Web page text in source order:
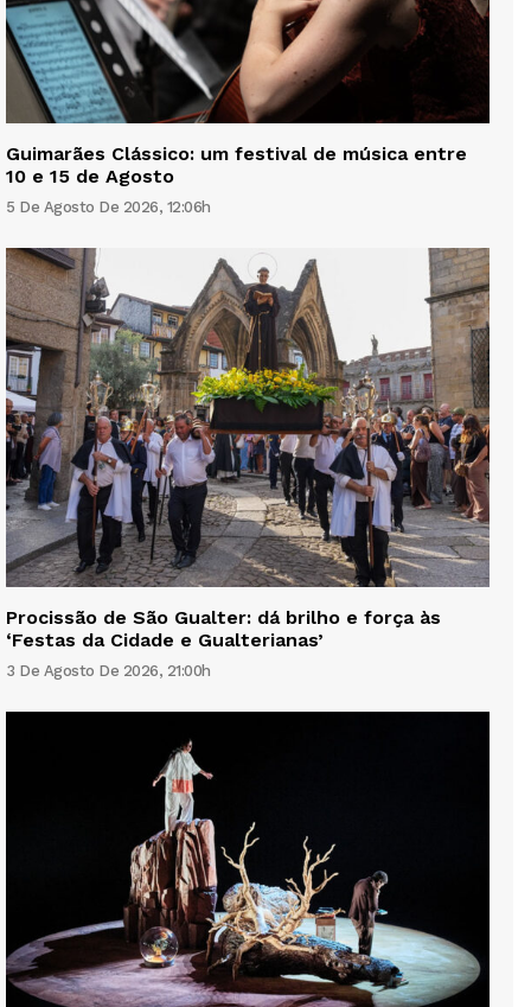
Guimarães Clássico: um festival de música entre
10 e 15 de Agosto
5 De Agosto De 2026, 12:06h
Procissão de São Gualter: dá brilho e força às
‘Festas da Cidade e Gualterianas’
3 De Agosto De 2026, 21:00h